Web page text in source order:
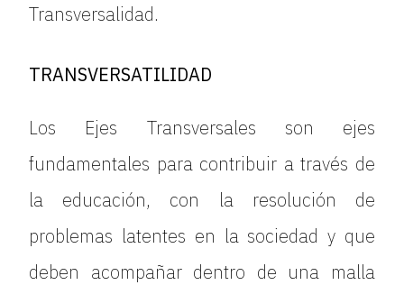
Transversalidad.
TRANSVERSATILIDAD
Los Ejes Transversales son ejes
fundamentales para contribuir a través de
la educación, con la resolución de
problemas latentes en la sociedad y que
deben acompañar dentro de una malla